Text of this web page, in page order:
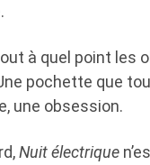
à quel point
pochette que
une obsession.
Nuit électrique